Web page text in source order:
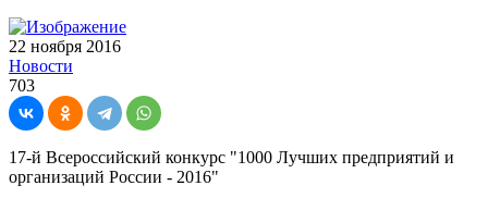
22 ноября 2016
Новости
703
17-й Всероссийский конкурс "1000 Лучших предприятий и
организаций России - 2016"